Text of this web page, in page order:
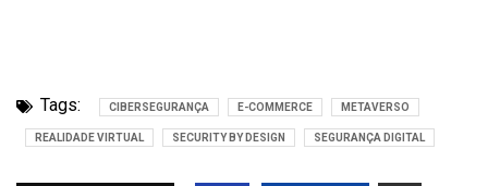
Tags: CIBERSEGURANÇA E-COMMERCE METAVERSO
REALIDADE VIRTUAL SECURITY BY DESIGN SEGURANÇA DIGITAL